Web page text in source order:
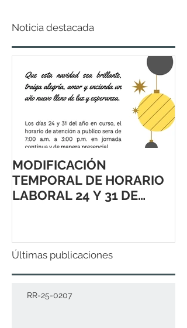
Noticia destacada
MODIFICACIÓN
TEMPORAL DE HORARIO
LABORAL 24 Y 31 DE
Últimas publicaciones
RR-25-0207